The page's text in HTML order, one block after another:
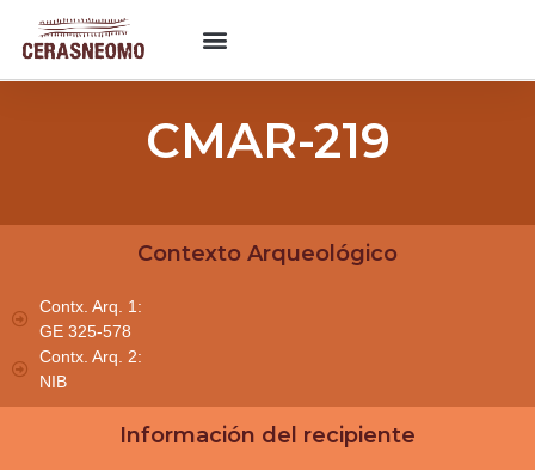
CMAR-219
Contexto Arqueológico
Contx. Arq. 1:
GE 325-578
Contx. Arq. 2:
NIB
Información del recipiente